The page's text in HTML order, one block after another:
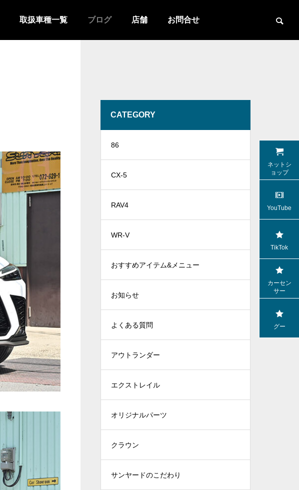
取扱車種一覧 ブログ 店舗 お問合せ
マツダCX-8
CATEGORY
86
CX-5
RAV4
WR-V
おすすめアイテム&メニュー
お知らせ
よくある質問
アウトランダー
エクストレイル
オリジナルパーツ
クラウン
サンヤードのこだわり
ネットシ
ョップ
YouTube
TikTok
カーセン
サー
グー